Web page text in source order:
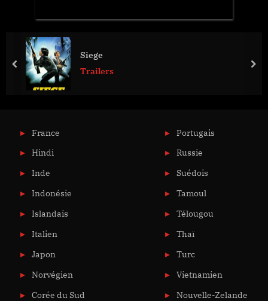
Siege
Trailers
prev
France
Hindi
Inde
Indonésie
Islandais
Italien
Japon
Norvégien
Corée du Sud
Portugais
Russie
Suédois
Tamoul
Télougou
Thaï
Turc
Vietnamien
Nouvelle-Zelande